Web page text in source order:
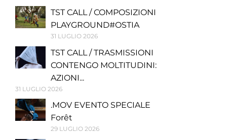
TST CALL / COMPOSIZIONI
PLAYGROUND#OSTIA
31 LUGLIO 2026
TST CALL / TRASMISSIONI
CONTENGO MOLTITUDINI:
AZIONI...
31 LUGLIO 2026
.MOV EVENTO SPECIALE
Forêt
29 LUGLIO 2026